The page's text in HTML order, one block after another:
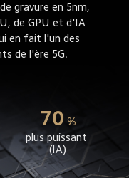
gravure en 5nm,
de GPU et d'IA
en fait l'un des
de l'ère 5G.
70 %
plus puissant
(IA)